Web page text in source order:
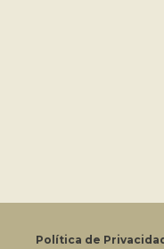
Política de